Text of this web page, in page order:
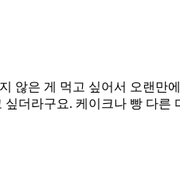
않은 게 먹고 싶어서 오랜
더라구요. 케이크나 빵 다른